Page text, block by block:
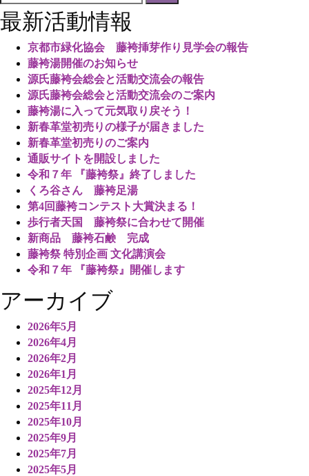
索:
最新活動情報
京都市緑化協会 藤袴挿芽作り見学会の報告
藤袴湯開催のお知らせ
源氏藤袴会総会と活動交流会の報告
源氏藤袴会総会と活動交流会のご案内
藤袴湯に入って元気取り戻そう！
新春革堂初売りの様子が届きました
新春革堂初売りのご案内
通販サイトを開設しました
令和７年 『藤袴祭』終了しました
くろ谷さん 藤袴足湯
第4回藤袴コンテスト大賞決まる！
歩行者天国 藤袴祭に合わせて開催
新商品 藤袴石鹸 完成
藤袴祭 特別企画 文化講演会
令和７年 『藤袴祭』開催します
アーカイブ
2026年5月
2026年4月
2026年2月
2026年1月
2025年12月
2025年11月
2025年10月
2025年9月
2025年7月
2025年5月